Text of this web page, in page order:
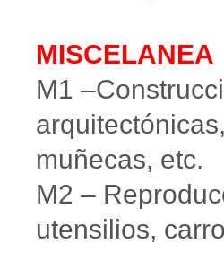
MISCELANEA
M1
muñecas, etc.
M2 –
utensilios,